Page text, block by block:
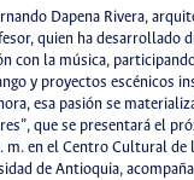
Dapena Rivera,
quien ha desarrollado
con la música,
y proyectos escénicos
esa pasión se
que se presentará el
m. en el Centro Cultural de
de Antioquia,